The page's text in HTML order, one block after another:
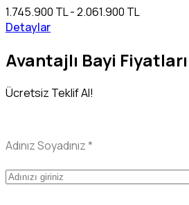
1.745.900 TL - 2.061.900 TL
Detaylar
Avantajlı Bayi
Ücretsiz Teklif Al!
Adınız Soyadınız*